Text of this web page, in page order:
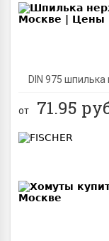
DIN 975
от 71.95